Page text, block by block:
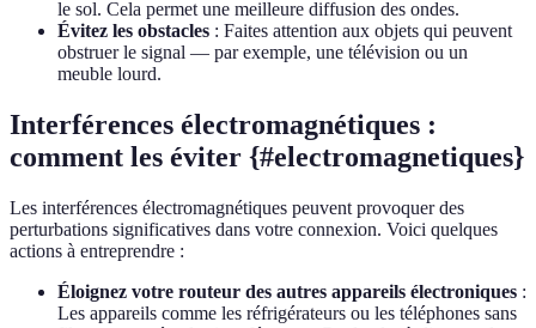
le sol. Cela permet une meilleure diffusion des ondes.
Évitez les obstacles : Faites attention aux objets qui peuvent
obstruer le signal — par exemple, une télévision ou un
meuble lourd.
Interférences électromagnétiques :
comment les éviter {#electromagnetiques}
Les interférences électromagnétiques peuvent provoquer des
perturbations significatives dans votre connexion. Voici quelques
actions à entreprendre :
Éloignez votre routeur des autres appareils électroniques :
Les appareils comme les réfrigérateurs ou les téléphones sans